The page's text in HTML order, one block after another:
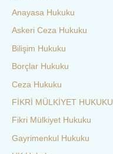
Anayasa Hukuku
Askeri Ceza Hukuku
Bilişim Hukuku
Borçlar Hukuku
Ceza Hukuku
FİKRİ MÜLKİYET HUKUKU
Fikri Mülkiyet Hukuku
Gayrimenkul Hukuku